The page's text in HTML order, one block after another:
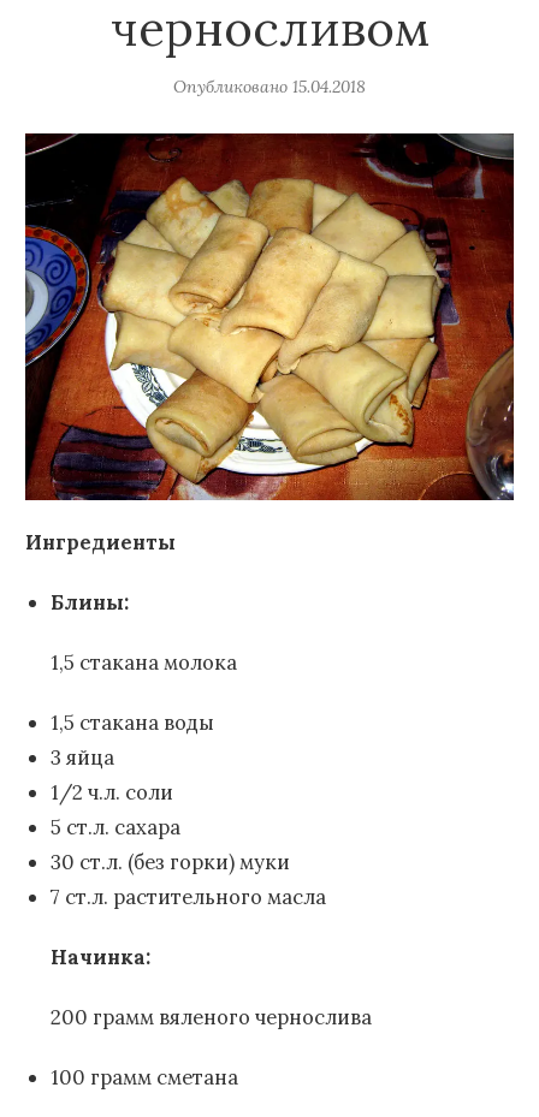
черносливом
Опубликовано 15.04.2018
Ингредиенты
Блины:
1,5 стакана молока
1,5 стакана воды
3 яйца
1/2 ч.л. соли
5 ст.л. сахара
30 ст.л. (без горки) муки
7 ст.л. растительного масла
Начинка:
200 грамм вяленого чернослива
100 грамм сметана